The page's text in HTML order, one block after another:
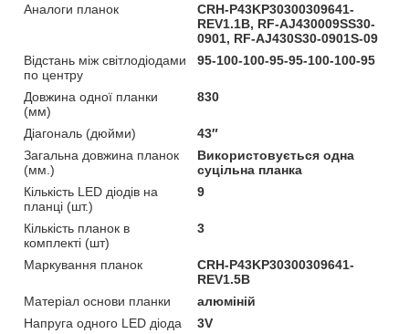
Аналоги планок
CRH-P43KP30300309641-
REV1.1B, RF-AJ430009SS30-
0901, RF-AJ430S30-0901S-09
Відстань між світлодіодами
по центру
95-100-100-95-95-100-100-95
Довжина одної планки
(мм)
830
Діагональ (дюйми)
43″
Загальна довжина планок
(мм.)
Використовується одна
суцільна планка
Кількість LED діодів на
планці (шт.)
9
Кількість планок в
комплекті (шт)
3
Маркування планок
CRH-P43KP30300309641-
REV1.5B
Матеріал основи планки
алюміній
Напруга одного LED діода
3V